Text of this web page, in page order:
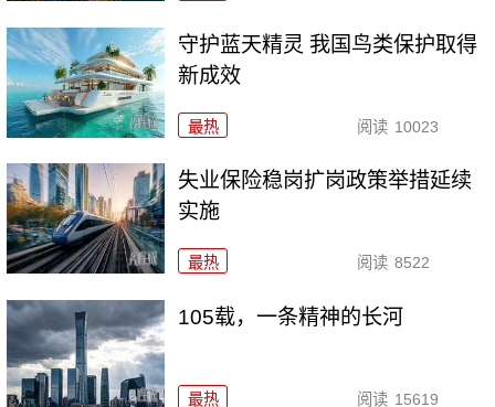
守护蓝天精灵 我国鸟类保护取得
新成效
最热 阅读 10023
失业保险稳岗扩岗政策举措延续
实施
最热 阅读 8522
105载，一条精神的长河
最热 阅读 15619